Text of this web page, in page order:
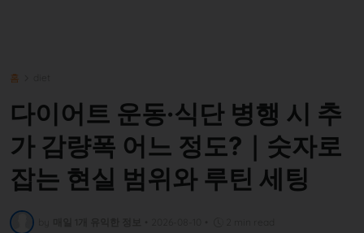
홈
다이어트 운동·식단 병행 시 추
가 감량폭 어느 정도?｜숫자로
잡는 현실 범위와 루틴 세팅